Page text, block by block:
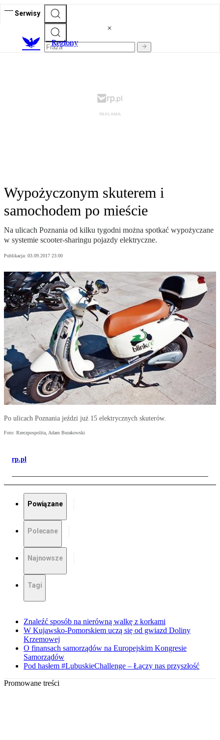
Serwisy
Regiony
Wypożyczonym skuterem i
samochodem po mieście
Na ulicach Poznania od kilku tygodni można spotkać wypożyczane
w systemie scooter-sharingu pojazdy elektryczne.
Publikacja: 03.09.2017 23:00
Po ulicach Poznania jeździ już 15 elektrycznych skuterów.
Foto: Rzeczpospolita, Adam Burakowski
rp.pl
Powiązane
Polecane
Najnowsze
Tagi
Znaleźć sposób na nierówną walkę z korkami
W Kujawsko-Pomorskiem uczą się od gwiazd Doliny
Krzemowej
O finansach samorządów na Europejskim Kongresie
Samorządów
Pod hasłem #LubuskieChallenge – Łączy nas przyszłość
Promowane treści